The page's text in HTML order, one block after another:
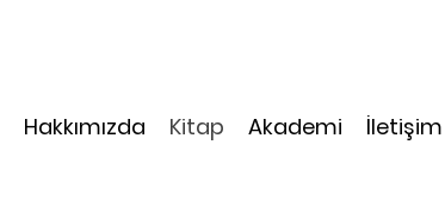
Hakkımızda Kitap Akademi İletişim